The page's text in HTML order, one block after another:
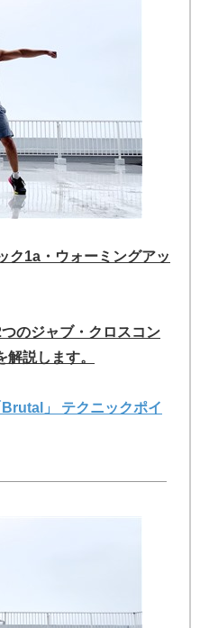
ク1a・ウォーミングアッ
のジャブ・クロスコン
説します。
」 テクニックポイ